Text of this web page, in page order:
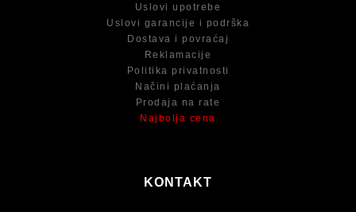
Uslovi upotrebe
Uslovi garancije i podrška
Dostava i povraćaj
Reklamacije
Politika privatnosti
Načini plaćanja
Prodaja na rate
Najbolja cena
KONTAKT